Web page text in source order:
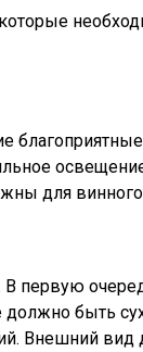
для винного
первую
быть
Внешний